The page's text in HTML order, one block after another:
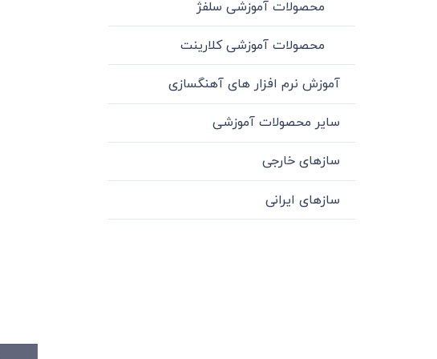
محصولات آموزشی سلفژ
محصولات آموزشی کلارینت
آموزش نرم افزار های آهنگسازی
سایر محصولات آموزشی
سازهای خارجی
سازهای ایرانی